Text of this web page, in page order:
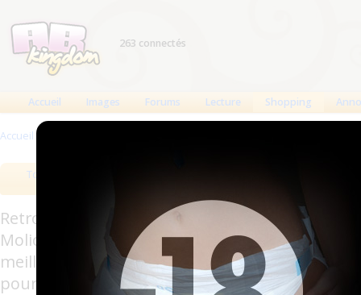
263 connectés
Accueil Images Forums Lecture Shopping
Accueil >
Tous les produits
Retrouverez sur cette page les meilleures
Molicare, Comficare, Confiance, Depend,
meilleurs produits aussi bien pour les
pour l'incontinence.